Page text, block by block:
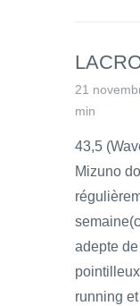
21
min
43,5
Mizuno
adepte
running